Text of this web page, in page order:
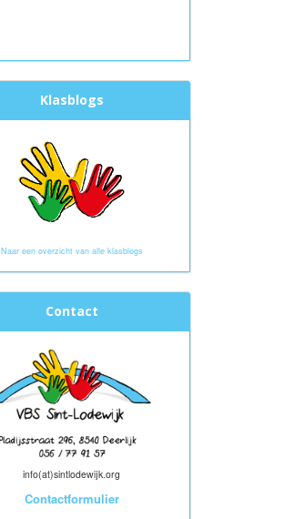
Klasblogs
Naar een overzicht van alle klasblogs
Contact
info(at)sintlodewijk.org
Contactformulier